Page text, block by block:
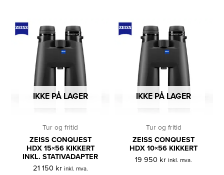
IKKE PÅ LAGER
Tur og fritid
ZEISS CONQUEST
HDX 15×56 KIKKERT
INKL. STATIVADAPTER
21 150 kr inkl. mva.
IKKE PÅ LAGER
Tur og fritid
ZEISS CONQUEST
HDX 10×56 KIKKERT
19 950 kr inkl. mva.